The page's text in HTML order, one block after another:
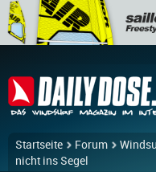
Startseite Forum
nicht ins Segel